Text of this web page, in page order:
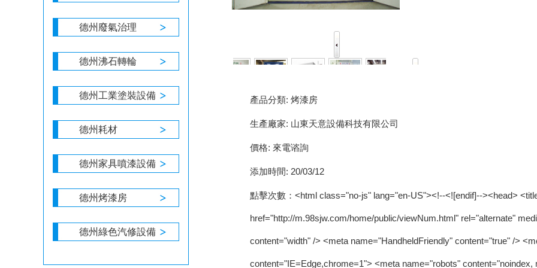
德州廢氣治理
德州沸石轉輪
德州工業塗裝設備
德州耗材
德州家具噴漆設備
德州烤漆房
德州綠色汽修設備
產品分類: 烤漆房
生產廠家: 山東天意設備科技有限公司
價格: 來電谘詢
添加時間: 20/03/12
點擊次數： <html class="no-js" lang="en-US"><!--<![endif]--><head> <title>www.98sjw.com | 502 : Bad gateway</title> <link rel="canonical" href="http://www.98sjw.com/home/public/viewNum.html"/> <meta name="mobile-agent" content="format=[wml|xhtml|html5];url=http://m.98sjw.com/home/public/viewNum.html" /> <link href="http://m.98sjw.com/home/public/viewNum.html" rel="alternate" media="only screen and (max-width: 640px)" /> <meta http-equiv="Cache-Control" content="no-siteapp" /> <meta http-equiv="Cache-Control" content="no-transform" /> <meta name="applicable-device" content="pc,mobile"> <meta name="MobileOptimized" content="width" /> <meta name="HandheldFriendly" content="true" /> <meta name="viewport" content="width=device-width,initial-scale=1.0, minimum-scale=1.0, maximum-scale=1.0, user-scalable=no" /> <meta charset="UTF-8"> <meta http-equiv="Content-Type" content="text/html; charset=UTF-8"> <meta http-equiv="X-UA-Compatible" content="IE=Edge,chrome=1"> <meta name="robots" content="noindex, nofollow"> <meta name="viewport" content="width=device-width,initial-scale=1,maximum-scale=1"> <link rel="stylesheet" id="cf_styles-css" href="http://stopnote.vhostgo.com/cdn-cgi/styles/wts.errors.css?502" type="text/css" media="screen,projection"> <!--[if lt IE 9]><link rel="stylesheet" id='cf_styles-ie-css' href="/cdn-cgi/styles/wts.errors.ie.css?502" type="text/css" media="screen,projection" /><![endif]--> <style type="text/css">body{margin:0;padding:0}</style> </head> <body><div id="body_jx_319341" style="position:fixed;left:-9000px;top:-9000px;"><bv id="cpmniz"><zhb class="chvlh"></zhb></bv><tke id="krcdxr"><kpxkf class="yznyg"></kpxkf></tke><oavao id="vctpnx"><daql class="zdvji"></daql></oavao><gakj id="ogddgz"><ybix class="eudel"></ybix></gakj><oaohp id="fayngz"><cfo class="yqxzy"></cfo></oaohp><uofys id="xhabso"><mx class="chwrj"></mx></uofys><bgpcf id="ebzbby"><di class="wpdui"></di></bgpcf><prfws id="jwdbgf"><hph class="hwhmz"></hph></